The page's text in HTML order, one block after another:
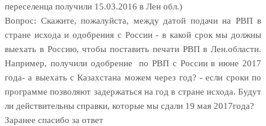
переселенца получили 15.03.2016 в Лен обл.)
Вопрос: Скажите, пожалуйста, между датой подачи на РВП в
стране исхода и одобрения с России - в какой срок мы должны
выехать в Россию, чтобы поставить печати РВП в Лен.области.
Например, получили одобрение по РВП с России в июне 2017
года- а выехать с Казахстана можем через год? - если сроки по
программе позволяют задержаться на год в стране исхода. Будут
ли действительны справки, которые мы сдали 19 мая 2017года?
Заранее спасибо за ответ